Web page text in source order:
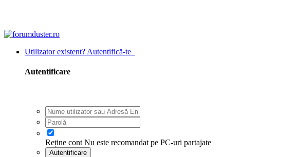
Utilizator existent? Autentifică-te
Autentificare
Reține cont Nu este recomandat pe PC-uri partajate
Autentificare